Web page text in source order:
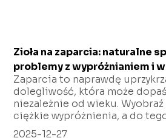
Zioła na zaparcia: naturalne
problemy z wypróżnianiem i
Zaparcia to naprawdę
dolegliwość, która może
niezależnie od wieku.
ciężkie wypróżnienia, a do
2025-12-27